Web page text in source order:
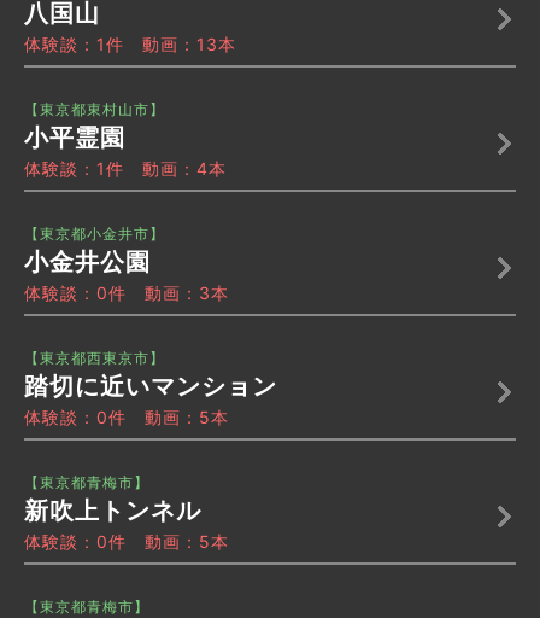
八国山
体験談：1件 動画：13本
【東京都東村山市】
小平霊園
体験談：1件 動画：4本
【東京都小金井市】
小金井公園
体験談：0件 動画：3本
【東京都西東京市】
踏切に近いマンション
体験談：0件 動画：5本
【東京都青梅市】
新吹上トンネル
体験談：0件 動画：5本
【東京都青梅市】